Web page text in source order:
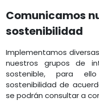
Comunicamos
sostenibilidad
Implementamos
nuestros grupos de
sostenible, para
sostenibilidad de
se podrán consultar a